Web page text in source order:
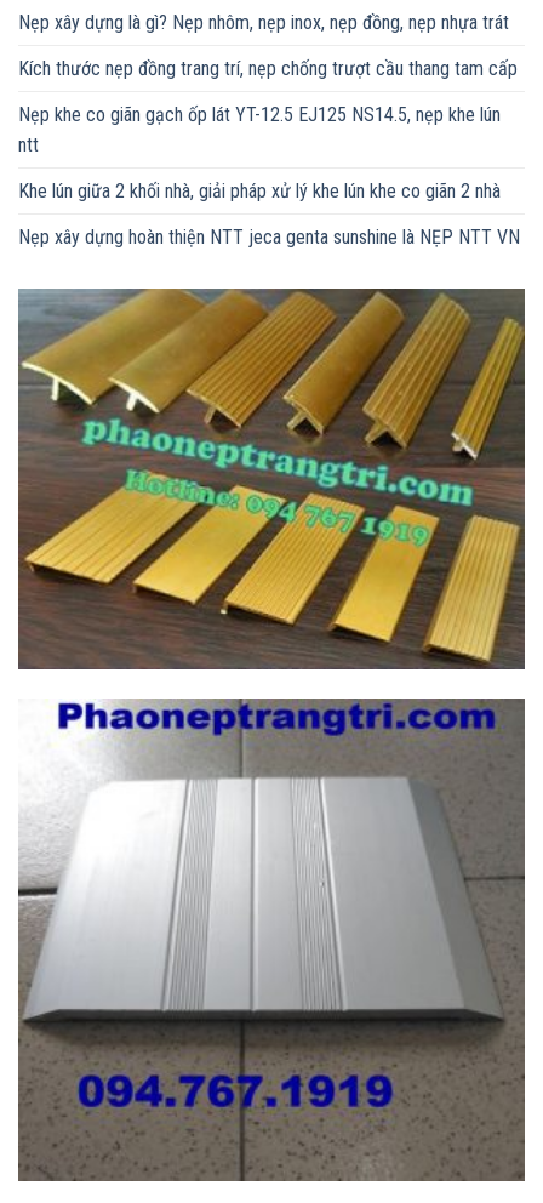
Nẹp xây dựng là gì? Nẹp nhôm, nẹp inox, nẹp đồng, nẹp nhựa trát
Kích thước nẹp đồng trang trí, nẹp chống trượt cầu thang tam cấp
Nẹp khe co giãn gạch ốp lát YT-12.5 EJ125 NS14.5, nẹp khe lún
ntt
Khe lún giữa 2 khối nhà, giải pháp xử lý khe lún khe co giãn 2 nhà
Nẹp xây dựng hoàn thiện NTT jeca genta sunshine là NẸP NTT VN